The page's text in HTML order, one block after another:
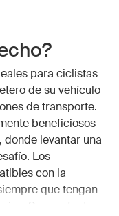
para ciclistas
de su vehículo
de transporte.
beneficiosos
donde levantar una
Los
con la
que tengan
Son perfectos